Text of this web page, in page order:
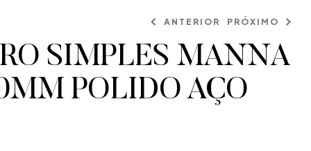
ANTERIOR PRÓXIMO
SIMPLES MANNA
POLIDO AÇO